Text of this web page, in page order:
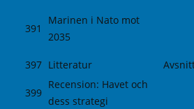
391
Marinen i Nato mot
2035
397 Litteratur
399
Recension: Havet och
dess strategi